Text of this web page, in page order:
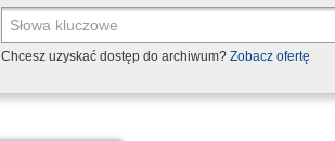
Chcesz uzyskać dostęp do archiwum? Zobacz ofertę